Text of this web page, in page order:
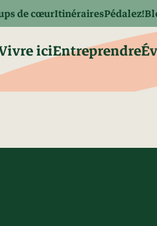
de cœurItinérairesPédalez!
iciEntreprendre